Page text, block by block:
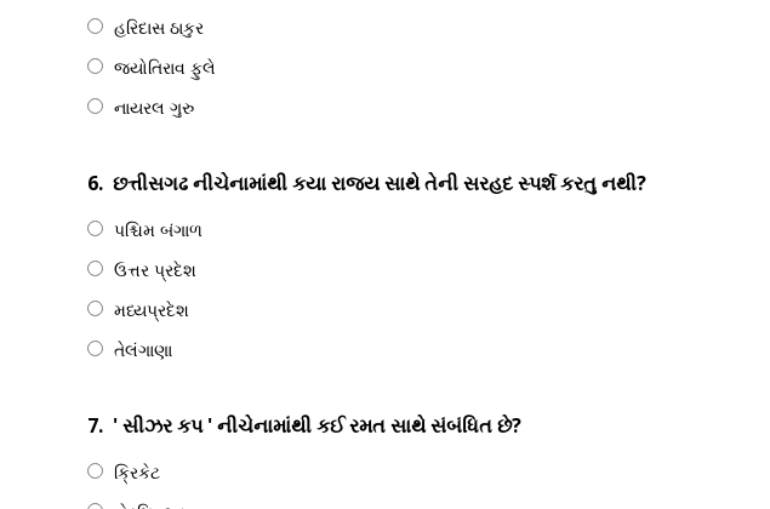
હરિદાસ ઠાકુર
જ્યોતિરાવ ફુલે
નાયરલ ગુરુ
6. છત્તીસગઢ નીચેનામાંથી કયા રાજ્ય સાથે તેની સરહદ સ્પર્શ કરતુ નથી?
પશ્ચિમ બંગાળ
ઉત્તર પ્રદેશ
મધ્યપ્રદેશ
તેલંગાણા
7. ' સીઝર કપ ' નીચેનામાંથી કઈ રમત સાથે સંબંધિત છે?
ક્રિકેટ